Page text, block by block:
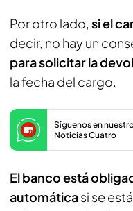
Por otro lado, si el
decir, no hay un
para solicitar la
la fecha del cargo.
Síguenos en
Noticias Cuatro
El banco está
automáticasi se